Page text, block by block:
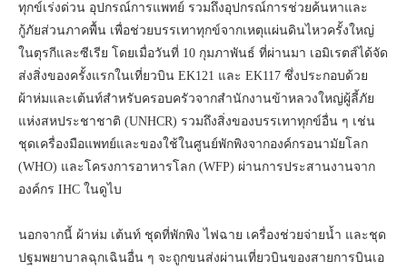
ทุกข์เร่งด่วน อุปกรณ์การแพทย์ รวมถึงอุปกรณ์การช่วยค้นหาและ
กู้ภัยส่วนภาคพื้น เพื่อช่วยบรรเทาทุกข์จากเหตุแผ่นดินไหวครั้งใหญ่
ในตุรกีและซีเรีย โดยเมื่อวันที่ 10 กุมภาพันธ์ ที่ผ่านมา เอมิเรตส์ได้จัด
ส่งสิ่งของครั้งแรกในเที่ยวบิน EK121 และ EK117 ซึ่งประกอบด้วย
ผ้าห่มและเต้นท์สำหรับครอบครัวจากสำนักงานข้าหลวงใหญ่ผู้ลี้ภัย
แห่งสหประชาชาติ (UNHCR) รวมถึงสิ่งของบรรเทาทุกข์อื่น ๆ เช่น
ชุดเครื่องมือแพทย์และของใช้ในศูนย์พักพิงจากองค์กรอนามัยโลก
(WHO) และโครงการอาหารโลก (WFP) ผ่านการประสานงานจาก
องค์กร IHC ในดูไบ
นอกจากนี้ ผ้าห่ม เต้นท์ ชุดที่พักพิง ไฟฉาย เครื่องช่วยจ่ายน้ำ และชุด
ปฐมพยาบาลฉุกเฉินอื่น ๆ จะถูกขนส่งผ่านเที่ยวบินของสายการบินเอ